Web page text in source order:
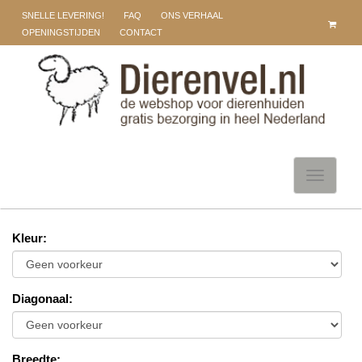
SNELLE LEVERING! FAQ
ONS VERHAAL
OPENINGSTIJDEN
CONTACT
Toggle
Kleur:
Diagonaal:
Breedte: